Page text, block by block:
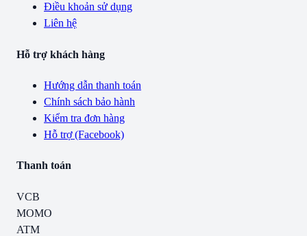
Điều khoản sử dụng
Liên hệ
Hỗ trợ khách hàng
Hướng dẫn thanh toán
Chính sách bảo hành
Kiểm tra đơn hàng
Hỗ trợ (Facebook)
Thanh toán
VCB
MOMO
ATM